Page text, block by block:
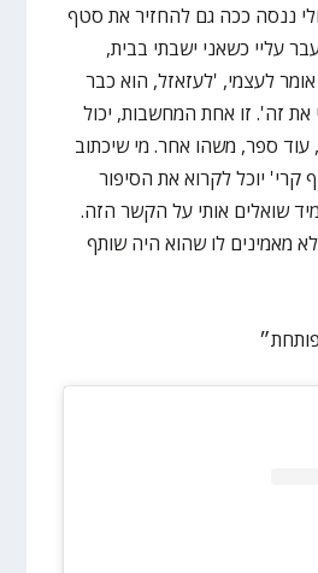
ננסה ככה גם להחזיר את סטף
עליי כשאני ישבתי בבית,
אומר לעצמי, 'לעזאזל, הוא כבר
את זה'. זו אחת המחשבות, יכול
עוד ספר, משהו אחר. מי שיכתוב
קרי' יוכל לקרוא את הסיפור
שואלים אותי על הקשר הזה.
מאמינים לו שהוא היה שותף